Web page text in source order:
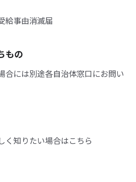
給事由消滅届
もの
合には別途各自治体窓口にお問い
く知りたい場合はこちら